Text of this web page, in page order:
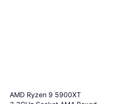
AMD Ryzen 9 5900XT